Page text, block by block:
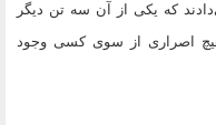
که یکی از آن سه تن دیگر
اصراری از سوی کسی وجود